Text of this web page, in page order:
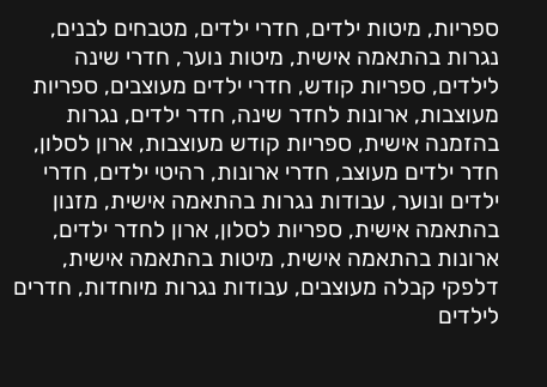
ספריות, מיטות ילדים, חדרי ילדים, מטבחים לבנים,
נגרות בהתאמה אישית, מיטות נוער, חדרי שינה
לילדים, ספריות קודש, חדרי ילדים מעוצבים, ספריות
מעוצבות, ארונות לחדר שינה, חדר ילדים, נגרות
בהזמנה אישית, ספריות קודש מעוצבות, ארון לסלון,
חדר ילדים מעוצב, חדרי ארונות, רהיטי ילדים, חדרי
ילדים ונוער, עבודות נגרות בהתאמה אישית, מזנון
בהתאמה אישית, ספריות לסלון, ארון לחדר ילדים,
ארונות בהתאמה אישית, מיטות בהתאמה אישית,
דלפקי קבלה מעוצבים, עבודות נגרות מיוחדות, חדרים
לילדים